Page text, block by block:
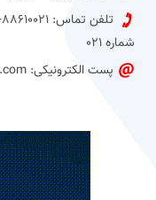
شماره 021
پست الکترونیکی: jahan1383@yahoo.com